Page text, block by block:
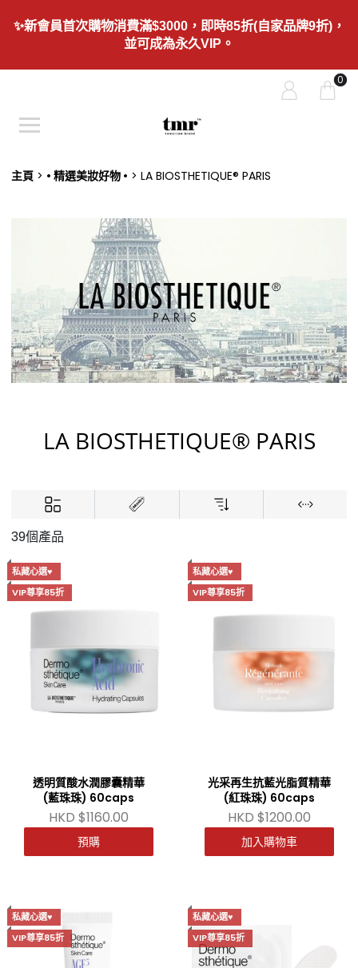
✨新會員首次購物消費滿$3000，即時85折(自家品牌9折)，
並可成為永久VIP。
0
主頁 • 精選美妝好物 • LA BIOSTHETIQUE® PARIS
LA BIOSTHETIQUE® PARIS
39個產品
私藏心選♥
VIP尊享85折
透明質酸水潤膠囊精華
(藍珠珠) 60caps
HKD $1160.00
預購
私藏心選♥
VIP尊享85折
光采再生抗藍光脂質精華
(紅珠珠) 60caps
HKD $1200.00
加入購物車
私藏心選♥
VIP尊享85折
私藏心選♥
VIP尊享85折